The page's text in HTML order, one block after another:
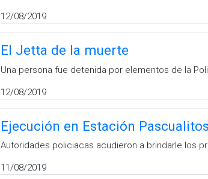
12/08/2019
El Jetta de la muerte
Una persona fue detenida por elementos de la
12/08/2019
Ejecución en Estación Pascualitos
Autoridades policiacas acudieron a brindarle los
11/08/2019